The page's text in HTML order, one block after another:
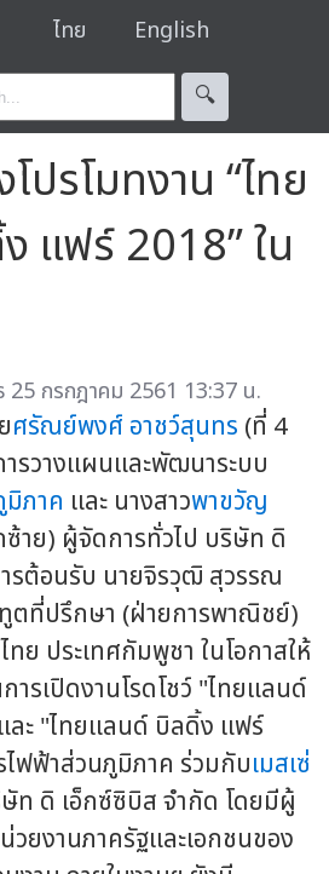
ไทย English
🔍︎
ปรโมทงาน “ไทย
แฟร์ 2018” ใน
25 กรกฎาคม 2561 13:37 น.
ศรัณย์พงศ์ อาชว์สุนทร (ที่ 4
รวางแผนและพัฒนาระบบ
มิภาค และ นางสาวพาขวัญ
ซ้าย) ผู้จัดการทั่วไป บริษัท ดิ
รต้อนรับ นายจิรวุฒิ สุวรรณ
ตที่ปรึกษา (ฝ่ายการพาณิชย์)
ย ประเทศกัมพูชา ในโอกาสให้
ารเปิดงานโรดโชว์ "ไทยแลนด์
ะ "ไทยแลนด์ บิลดิ้ง แฟร์
ฟฟ้าส่วนภูมิภาค ร่วมกับเมสเซ่
ท ดิ เอ็กซ์ซิบิส จำกัด โดยมีผู้
วยงานภาครัฐและเอกชนของ